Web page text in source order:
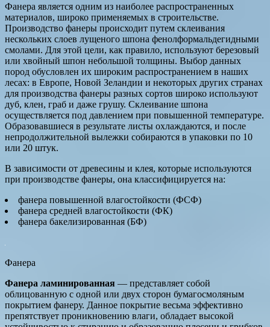
Фанера является одним из наиболее распространенных
материалов, широко применяемых в строительстве.
Производство фанеры происходит путем склеивания
нескольких слоев лущеного шпона фенолформальдегидными
смолами. Для этой цели, как правило, используют березовый
или хвойный шпон небольшой толщины. Выбор данных
пород обусловлен их широким распространением в наших
лесах: в Европе, Новой Зеландии и некоторых других странах
для производства фанеры разных сортов широко используют
дуб, клен, граб и даже грушу. Склеивание шпона
осуществляется под давлением при повышенной температуре.
Образовавшиеся в результате листы охлаждаются, и после
непродолжительной вылежки собираются в упаковки по 10
или 20 штук.
В зависимости от древесины и клея, которые используются
при производстве фанеры, она классифицируется на:
фанера повышенной влагостойкости (ФСФ)
фанера средней влагостойкости (ФК)
фанера бакелизированная (БФ)
Фанера
Фанера ламинированная — представляет собой
облицованную с одной или двух сторон бумагосмоляным
покрытием фанеру. Данное покрытие весьма эффективно
препятствует проникновению влаги, обладает высокой